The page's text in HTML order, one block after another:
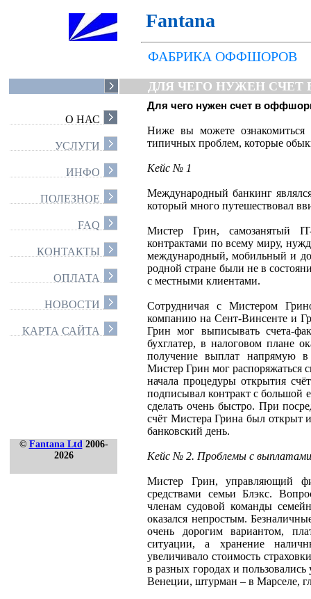
Fantana
ФАБРИКА ОФФШОРОВ
ДЛЯ ЧЕГО НУЖЕН
О НАС
УСЛУГИ
ИНФО
ПОЛЕЗНОЕ
FAQ
КОНТАКТЫ
ОПЛАТА
НОВОСТИ
КАРТА САЙТА
© Fantana Ltd2006-
2026
Для чего нужен счет в
Ниже вы можете ознакомиться
типичных проблем, которые
Кейс № 1
Международный банкинг
который много путешествовал
Мистер Грин, самозанятый
контрактами по всему миру,
международный, мобильный и
родной стране были не в
с местными клиентами.
Сотрудничая с Мистером
компанию на Сент-Винсенте и
Грин мог выписывать счета-
бухглатер, в налоговом плане
получение выплат напрямую в
Мистер Грин мог распоряжаться
начала процедуры открытия
подписывал контракт с большой
сделать очень быстро. При
счёт Мистера Грина был открыт
банковский день.
Кейс № 2. Проблемы с выплатами
Мистер Грин, управляющий
средствами семьи Блэкс.
членам судовой команды
оказался непростым.
очень дорогим вариантом,
ситуации, а хранение
увеличивало стоимость
в разных городах и
Венеции, штурман – в Марселе,